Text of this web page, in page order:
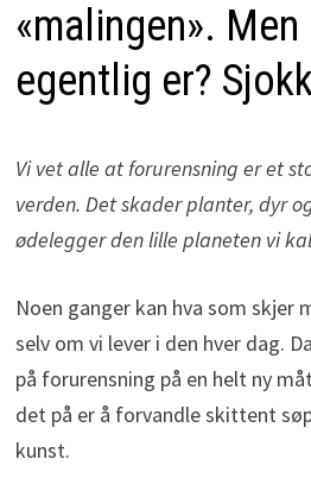
«malingen». Men
egentlig er?
Vi vet alle at forurensning er et
verden. Det skader planter, dyr
ødelegger den lille planeten vi
Noen ganger kan hva som skjer
selv om vi lever i den hver dag.
på forurensning på en helt ny
det på er å forvandle skittent
kunst.